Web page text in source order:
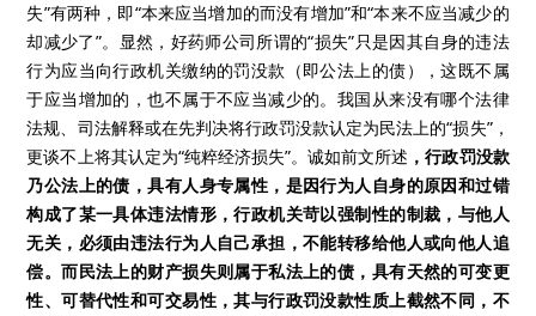
失”有两种，即“本来应当增加的而没有增加”和“本来不应当减少的
却减少了”。显然，好药师公司所谓的“损失”只是因其自身的违法
行为应当向行政机关缴纳的罚没款（即公法上的债），这既不属
于应当增加的，也不属于不应当减少的。我国从来没有哪个法律
法规、司法解释或在先判决将行政罚没款认定为民法上的“损失”，
更谈不上将其认定为“纯粹经济损失”。诚如前文所述 ，行政罚没款
乃公法上的债，具有人身专属性，是因行为人自身的原因和过错
构成了某一具体违法情形，行政机关苛以强制性的制裁，与他人
无关，必须由违法行为人自己承担，不能转移给他人或向他人追
偿。而民法上的财产损失则属于私法上的债，具有天然的可变更
性、可替代性和可交易性，其与行政罚没款性质上截然不同，不